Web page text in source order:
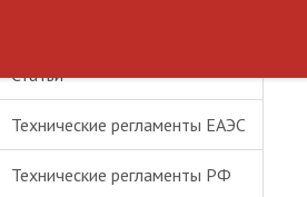
Статьи
Технические регламенты ЕАЭС
Технические регламенты РФ